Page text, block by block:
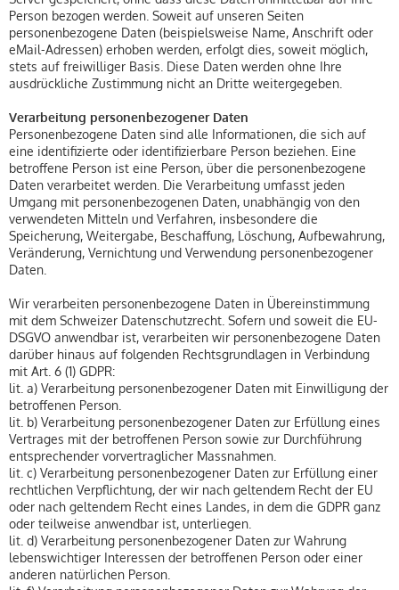
Person bezogen werden. Soweit auf unseren Seiten
personenbezogene Daten (beispielsweise Name, Anschrift oder
eMail-Adressen) erhoben werden, erfolgt dies, soweit möglich,
stets auf freiwilliger Basis. Diese Daten werden ohne Ihre
ausdrückliche Zustimmung nicht an Dritte weitergegeben.
Verarbeitung personenbezogener Daten
Personenbezogene Daten sind alle Informationen, die sich auf
eine identifizierte oder identifizierbare Person beziehen. Eine
betroffene Person ist eine Person, über die personenbezogene
Daten verarbeitet werden. Die Verarbeitung umfasst jeden
Umgang mit personenbezogenen Daten, unabhängig von den
verwendeten Mitteln und Verfahren, insbesondere die
Speicherung, Weitergabe, Beschaffung, Löschung, Aufbewahrung,
Veränderung, Vernichtung und Verwendung personenbezogener
Daten.
Wir verarbeiten personenbezogene Daten in Übereinstimmung
mit dem Schweizer Datenschutzrecht. Sofern und soweit die EU-
DSGVO anwendbar ist, verarbeiten wir personenbezogene Daten
darüber hinaus auf folgenden Rechtsgrundlagen in Verbindung
mit Art. 6 (1) GDPR:
lit. a) Verarbeitung personenbezogener Daten mit Einwilligung der
betroffenen Person.
lit. b) Verarbeitung personenbezogener Daten zur Erfüllung eines
Vertrages mit der betroffenen Person sowie zur Durchführung
entsprechender vorvertraglicher Massnahmen.
lit. c) Verarbeitung personenbezogener Daten zur Erfüllung einer
rechtlichen Verpflichtung, der wir nach geltendem Recht der EU
oder nach geltendem Recht eines Landes, in dem die GDPR ganz
oder teilweise anwendbar ist, unterliegen.
lit. d) Verarbeitung personenbezogener Daten zur Wahrung
lebenswichtiger Interessen der betroffenen Person oder einer
anderen natürlichen Person.